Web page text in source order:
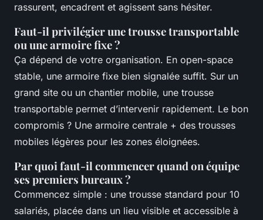
rassurent, encadrent et agissent sans hésiter.
Faut-il privilégier une trousse transportable
ou une armoire fixe ?
Ça dépend de votre organisation. En open-space
stable, une armoire fixe bien signalée suffit. Sur un
grand site ou un chantier mobile, une trousse
transportable permet d’intervenir rapidement. Le bon
compromis ? Une armoire centrale + des trousses
mobiles légères pour les zones éloignées.
Par quoi faut-il commencer quand on équipe
ses premiers bureaux ?
Commencez simple : une trousse standard pour 10
salariés, placée dans un lieu visible et accessible à